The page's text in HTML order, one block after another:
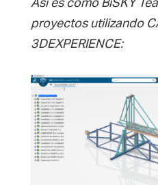
proyectos utilizando
3DEXPERIENCE: